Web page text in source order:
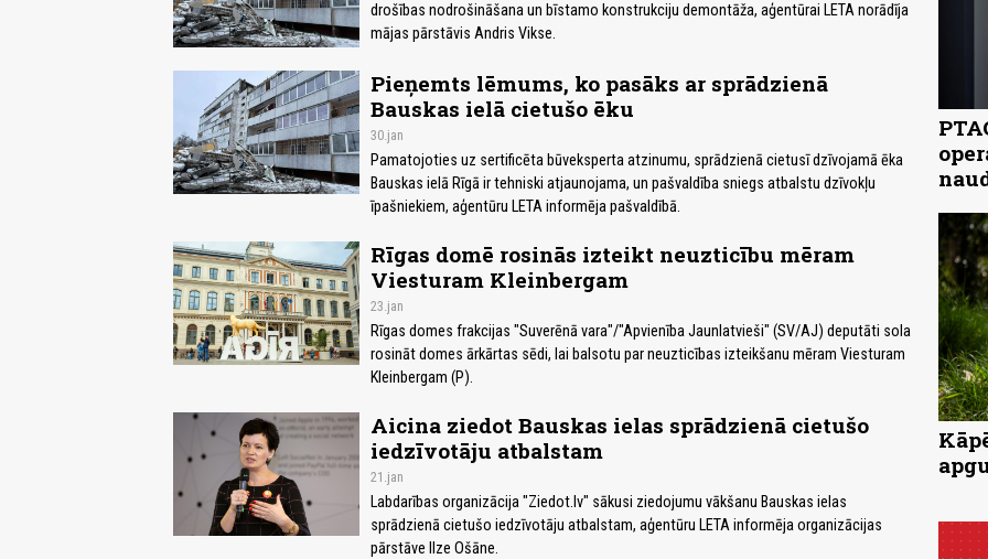
drošības nodrošināšana un bīstamo konstrukciju demontāža, aģentūrai LETA norādīja
mājas pārstāvis Andris Vikse.
Pieņemts lēmums, ko pasāks ar sprādzienā
Bauskas ielā cietušo ēku
30.jan
Pamatojoties uz sertificēta būveksperta atzinumu, sprādzienā cietusī dzīvojamā ēka
Bauskas ielā Rīgā ir tehniski atjaunojama, un pašvaldība sniegs atbalstu dzīvokļu
īpašniekiem, aģentūru LETA informēja pašvaldībā.
Rīgas domē rosinās izteikt neuzticību mēram
Viesturam Kleinbergam
23.jan
Rīgas domes frakcijas "Suverēnā vara"/"Apvienība Jaunlatvieši" (SV/AJ) deputāti sola
rosināt domes ārkārtas sēdi, lai balsotu par neuzticības izteikšanu mēram Viesturam
Kleinbergam (P).
Aicina ziedot Bauskas ielas sprādzienā cietušo
iedzīvotāju atbalstam
21.jan
Labdarības organizācija "Ziedot.lv" sākusi ziedojumu vākšanu Bauskas ielas
sprādzienā cietušo iedzīvotāju atbalstam, aģentūru LETA informēja organizācijas
pārstāve Ilze Ošāne.